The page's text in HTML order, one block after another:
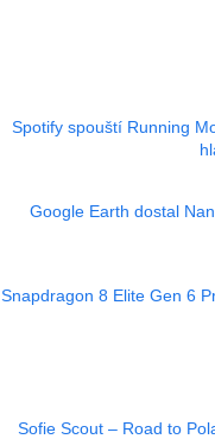
Spotify spouští Running
Google Earth dostal
Snapdragon 8 Elite Gen 6
Sofie Scout – Road to